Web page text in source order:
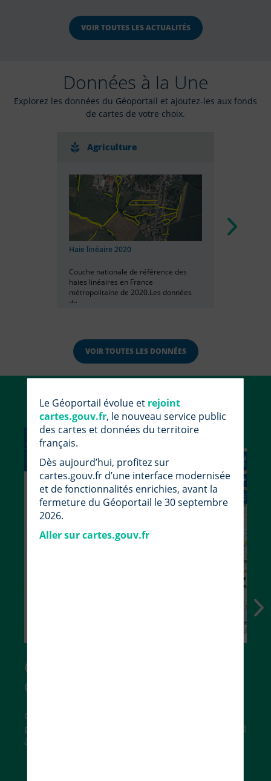
Le Géoportail évolue et rejoint
cartes.gouv.fr, le nouveau service public
des cartes et données du territoire
français.
Dès aujourd’hui, profitez sur
cartes.gouv.fr d’une interface modernisée
et de fonctionnalités enrichies, avant la
fermeture du Géoportail le 30 septembre
2026.
Aller sur cartes.gouv.fr
VOIR TOUTES LES ACTUALITÉS
Données à la Une
Explorez les données du Géoportail et ajoutez-les aux fonds
de cartes de votre choix.
Agriculture
Haie linéaire 2020
Couche nationale de référence des
haies linéaires en France
métropolitaine de 2020.Les données
de...
VOIR TOUTES LES DONNÉES
Utiliser le Géoportail
Choisissez vos fonds de
carte
Cartes IGN, photographies aériennes, carte du relief,
parcelles cadastrales… trouvez le fond de carte adapté
à vos besoins.